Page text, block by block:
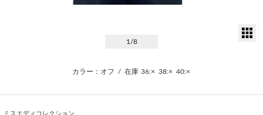
1 /8
カラー：オフ / 在庫 36:× 38:× 40:×
ミスエディコレクション